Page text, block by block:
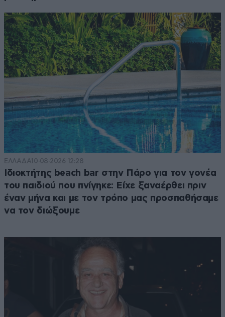
ΕΛΛΑΔΑ10·08·2026 12:28
Ιδιοκτήτης beach bar στην Πάρο για τον γονέα
του παιδιού που πνίγηκε: Είχε ξαναέρθει πριν
έναν μήνα και με τον τρόπο μας προσπαθήσαμε
να τον διώξουμε